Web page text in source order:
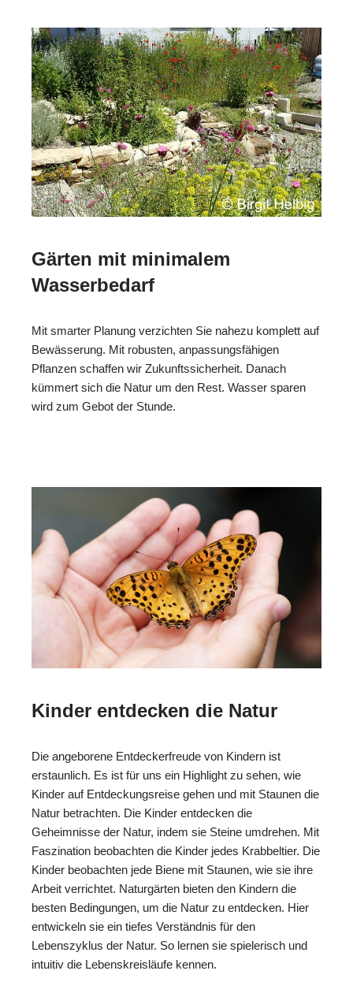
Gärten mit minimalem
Wasserbedarf
Mit smarter Planung verzichten Sie nahezu komplett auf
Bewässerung. Mit robusten, anpassungsfähigen
Pflanzen schaffen wir Zukunftssicherheit. Danach
kümmert sich die Natur um den Rest. Wasser sparen
wird zum Gebot der Stunde.
Kinder entdecken die Natur
Die angeborene Entdeckerfreude von Kindern ist
erstaunlich. Es ist für uns ein Highlight zu sehen, wie
Kinder auf Entdeckungsreise gehen und mit Staunen die
Natur betrachten. Die Kinder entdecken die
Geheimnisse der Natur, indem sie Steine umdrehen. Mit
Faszination beobachten die Kinder jedes Krabbeltier. Die
Kinder beobachten jede Biene mit Staunen, wie sie ihre
Arbeit verrichtet. Naturgärten bieten den Kindern die
besten Bedingungen, um die Natur zu entdecken. Hier
entwickeln sie ein tiefes Verständnis für den
Lebenszyklus der Natur. So lernen sie spielerisch und
intuitiv die Lebenskreisläufe kennen.